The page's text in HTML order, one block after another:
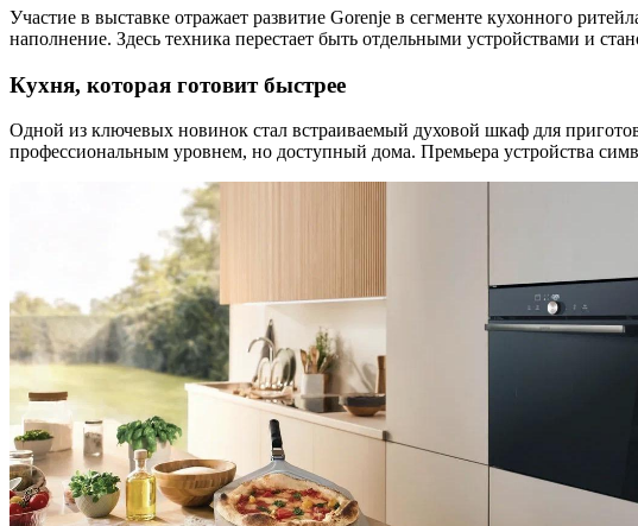
Участие в выставке отражает развитие Gorenje в сегменте кухонного
наполнение. Здесь техника перестает быть отдельными устройствами и
Кухня, которая готовит быстрее
Одной из ключевых новинок стал встраиваемый духовой шкаф для
профессиональным уровнем, но доступный дома. Премьера устройства